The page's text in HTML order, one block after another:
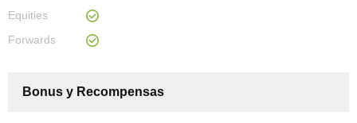
Equities
Forwards
Bonus y Recompensas